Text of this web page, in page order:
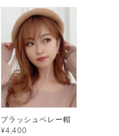
ブラッシュベレー帽
¥4,400